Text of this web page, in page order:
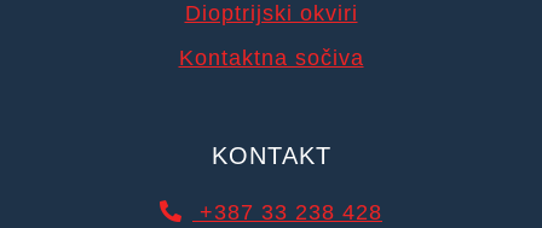
Dioptrijski okviri
Kontaktna sočiva
KONTAKT
+387 33 238 428